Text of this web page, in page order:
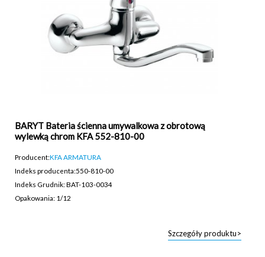
BARYT Bateria ścienna umywalkowa z obrotową
wylewką chrom KFA 552-810-00
Producent:KFA ARMATURA
Indeks producenta:550-810-00
Indeks Grudnik: BAT-103-0034
Opakowania: 1/12
Szczegóły produktu>